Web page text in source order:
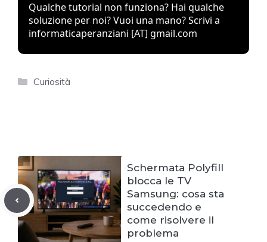
Qualche tutorial non funziona? Hai qualche
soluzione per noi? Vuoi una mano? Scrivi a
informaticaperanziani [AT] gmail.com
Categories
Curiosità
Schermata Polyfill
blocca le TV
Samsung: cosa sta
succedendo e
come risolvere il
problema